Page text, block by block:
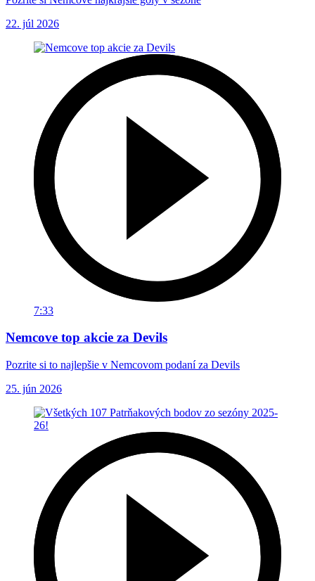
22. júl 2026
7:33
Nemcove top akcie za Devils
Pozrite si to najlepšie v Nemcovom podaní za Devils
25. jún 2026